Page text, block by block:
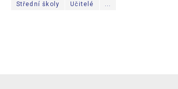
Střední školy Učitelé ...